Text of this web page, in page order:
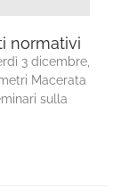
normativi
3 dicembre,
Macerata
sulla